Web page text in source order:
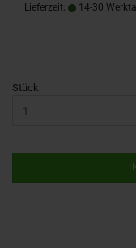
Lieferzeit:
14-30
Stück: